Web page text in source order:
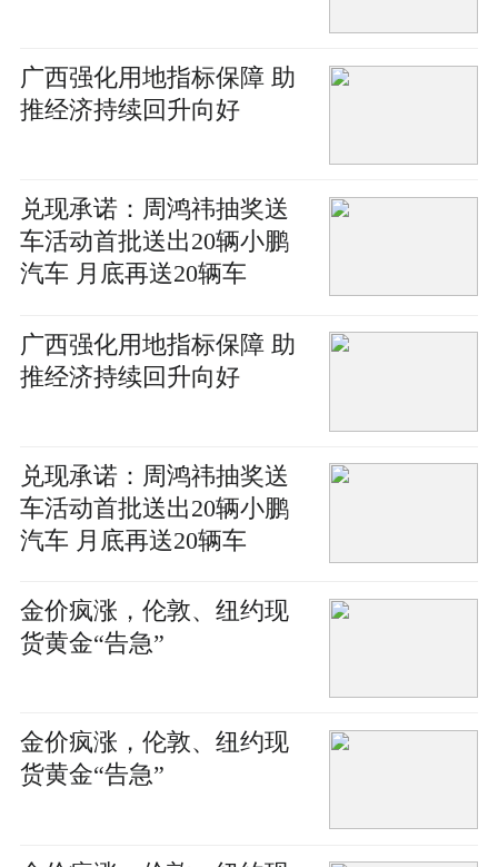
广西强化用地指标保障 助
推经济持续回升向好
兑现承诺：周鸿祎抽奖送
车活动首批送出20辆小鹏
汽车 月底再送20辆车
广西强化用地指标保障 助
推经济持续回升向好
兑现承诺：周鸿祎抽奖送
车活动首批送出20辆小鹏
汽车 月底再送20辆车
金价疯涨，伦敦、纽约现
货黄金“告急”
金价疯涨，伦敦、纽约现
货黄金“告急”